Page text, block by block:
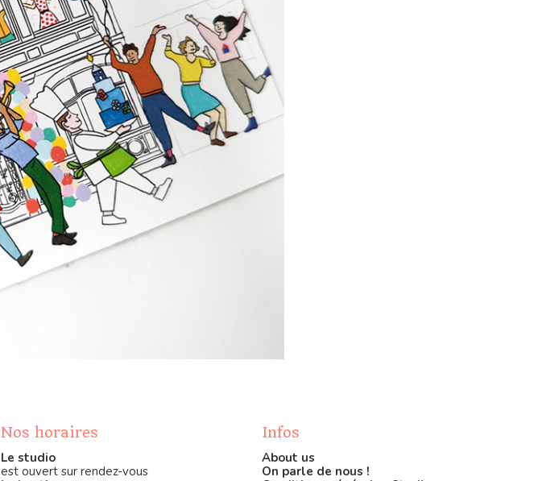
Nos horaires
Le studio
est ouvert sur rendez-vous
Infos
About us
On parle de nous !